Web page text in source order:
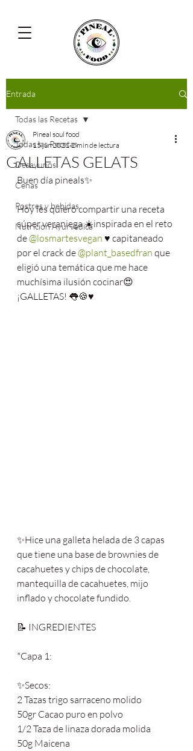
Entrada
Todas las Recetas
Desayunos
Cenas
Postres y bebidas
Nutrición Ayurvédica
Todas las Recetas
GALLETAS GELATS
Pineal soul food
15 jun 2021 2 min de lectura
Buen día pineals✨
Hoy les quiero compartir una receta
súper veraniega ☀️inspirada en el reto
de @losmartesvegan ♥️ capitaneado
por el crack de @plant_basedfran que
eligió una temática que me hace
muchísima ilusión cocinar😍
¡GALLETAS! 👅🍪♥️
✨Hice una galleta helada de 3 capas
que tiene una base de brownies de
cacahuetes y chips de chocolate,
mantequilla de cacahuetes, mijo
inflado y chocolate fundido.
📝 INGREDIENTES
*Capa 1:
✨Secos:
2 Tazas trigo sarraceno molido
50gr Cacao puro en polvo
1/2 Taza de linaza dorada molida
50g Maicena